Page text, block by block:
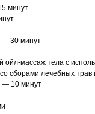
минут
— 30 минут
ойл-массаж тела с
сборами лечебных
— 10 минут